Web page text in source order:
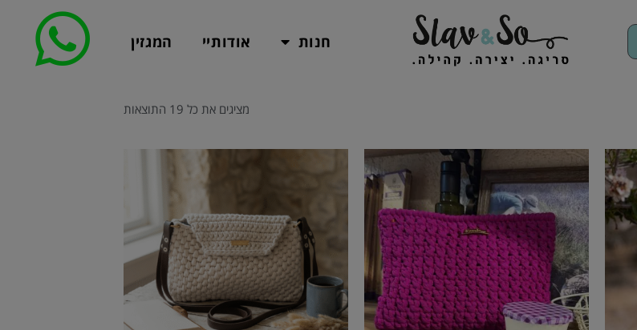
חנות אודותיי המגזין
מציגים את כל ⁦19⁩ התוצאות